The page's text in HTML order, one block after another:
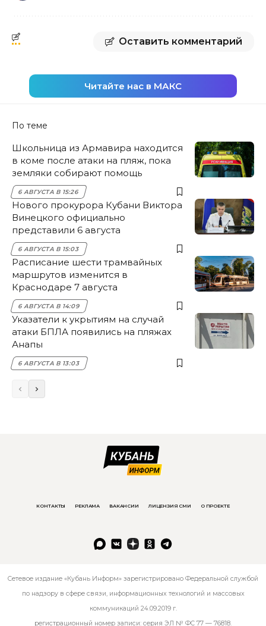
Оставить комментарий
Читайте нас в МАКС
По теме
Школьница из Армавира находится
в коме после атаки на пляж, пока
земляки собирают помощь
6 АВГУСТА В 15:26
Нового прокурора Кубани Виктора
Винецкого официально
представили 6 августа
6 АВГУСТА В 15:03
Расписание шести трамвайных
маршрутов изменится в
Краснодаре 7 августа
6 АВГУСТА В 14:09
Указатели к укрытиям на случай
атаки БПЛА появились на пляжах
Анапы
6 АВГУСТА В 13:03
КОНТАКТЫ РЕКЛАМА ВАКАНСИИ ЛИЦЕНЗИЯ СМИ О ПРОЕКТЕ
Сетевое издание «Кубань Информ» зарегистрировано Федеральной службой
по надзору в сфере связи, информационных технологий и массовых
коммуникаций 24.09.2019 г.
регистрационный номер записи: серия ЭЛ № ФС 77 — 76818.